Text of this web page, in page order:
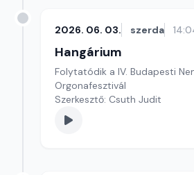
2026. 06. 03. szerda
Hangárium
Folytatódik a IV. Budapesti
Orgonafesztivál
Szerkesztő: Csuth Judit